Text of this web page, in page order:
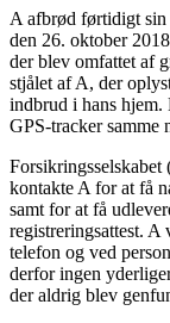
A afbrød førtidigt sin
den 26. oktober
der blev omfattet af
stjålet af A, der
indbrud i hans hjem.
GPS-tracker samme
Forsikringsselskabet
kontakte A for at få
samt for at få
registreringsattest. A
telefon og ved
derfor ingen
der aldrig blev